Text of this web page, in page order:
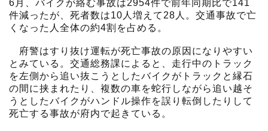
6月、バイクが絡む事故は2954件で前年同期比で141
件減ったが、死者数は10人増えて28人。交通事故で亡
くなった人全体の約4割を占める。
府警はすり抜け運転が死亡事故の原因になりやすい
とみている。交通総務課によると、走行中のトラック
を左側から追い抜こうとしたバイクがトラックと縁石
の間に挟まれたり、複数の車を蛇行しながら追い越そ
うとしたバイクがハンドル操作を誤り転倒したりして
死亡する事故が府内で起きている。